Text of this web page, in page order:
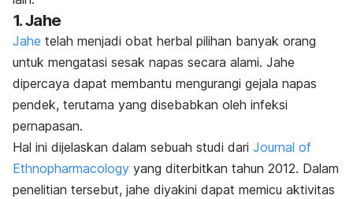
1. Jahe
Jahe telah menjadi obat herbal pilihan banyak orang
untuk mengatasi sesak napas secara alami. Jahe
dipercaya dapat membantu mengurangi gejala napas
pendek, terutama yang disebabkan oleh infeksi
pernapasan.
Hal ini dijelaskan dalam sebuah studi dari Journal of
Ethnopharmacology yang diterbitkan tahun 2012. Dalam
penelitian tersebut, jahe diyakini dapat memicu aktivitas